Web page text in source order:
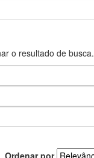
o resultado de busca.
Ordenar por